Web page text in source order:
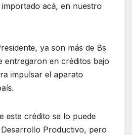
acá, en nuestro
ya son más de Bs
entregaron en créditos bajo
impulsar el aparato
este crédito se lo puede
Productivo, pero